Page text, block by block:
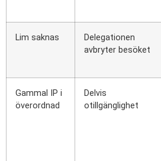
Lim saknas
Delegationen
avbryter besöket
Gammal IP i
överordnad
Delvis
otillgänglighet